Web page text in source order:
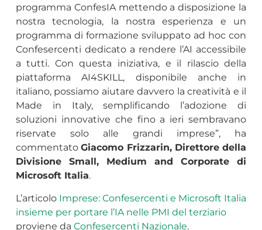
programma ConfesIA mettendo a disposizione la
nostra tecnologia, la nostra esperienza e un
programma di formazione sviluppato ad hoc con
Confesercenti dedicato a rendere l’AI accessibile
a tutti. Con questa iniziativa, e il rilascio della
piattaforma AI4SKILL, disponibile anche in
italiano, possiamo aiutare davvero la creatività e il
Made in Italy, semplificando l’adozione di
soluzioni innovative che fino a ieri sembravano
riservate solo alle grandi imprese”, ha
commentatoGiacomo Frizzarin, Direttore della
Divisione Small, Medium and Corporate di
Microsoft Italia.
L’articolo Imprese: Confesercenti e Microsoft Italia
insieme per portare l’IA nelle PMI del terziario
proviene da Confesercenti Nazionale.